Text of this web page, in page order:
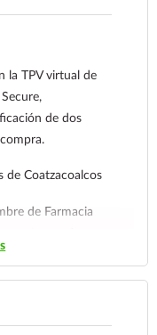
la TPV virtual de
de dos
de Coatzacoalcos
de Farmacia
deberá enviar su
correo